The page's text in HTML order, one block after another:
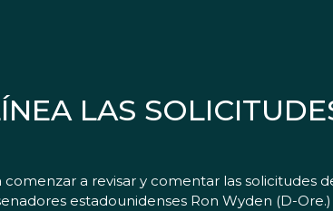
LAS
a revisar y comentar las solicitudes
estadounidenses Ron Wyden (D-